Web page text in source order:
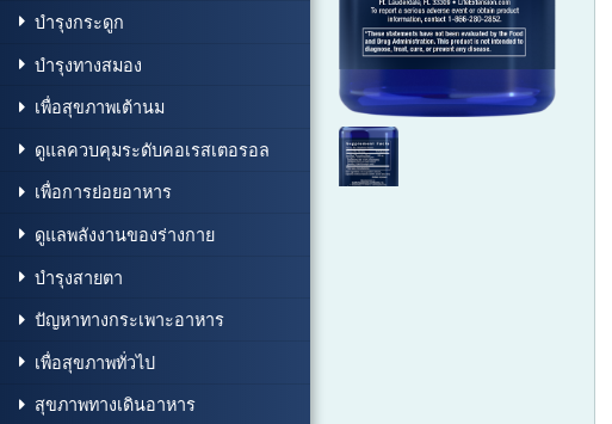
บำรุงกระดูก
บำรุงทางสมอง
เพื่อสุขภาพเต้านม
ดูแลควบคุมระดับคอเรสเตอรอล
เพื่อการย่อยอาหาร
ดูแลพลังงานของร่างกาย
บำรุงสายตา
ปัญหาทางกระเพาะอาหาร
เพื่อสุขภาพทั่วไป
สุขภาพทางเดินอาหาร